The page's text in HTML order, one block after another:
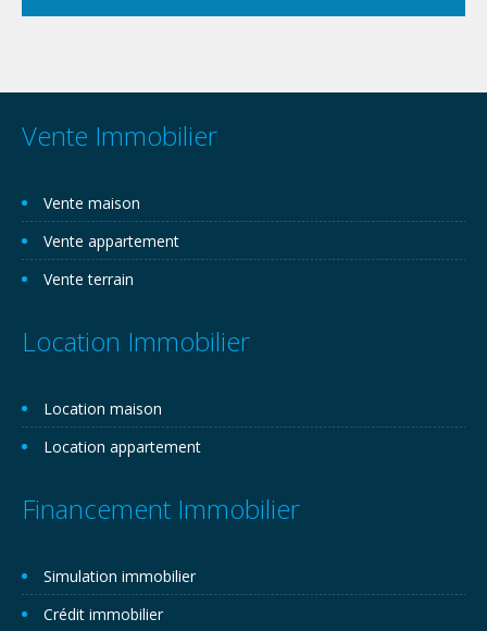
Vente Immobilier
Vente maison
Vente appartement
Vente terrain
Location Immobilier
Location maison
Location appartement
Financement Immobilier
Simulation immobilier
Crédit immobilier